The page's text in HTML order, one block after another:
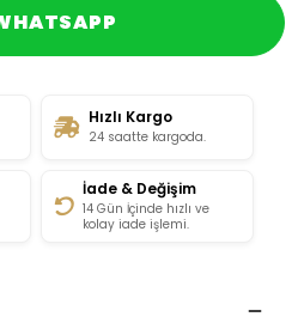
Hızlı Kargo
24 saatte kargoda.
İade & Değişim
14 Gün İçinde hızlı ve
kolay iade işlemi.